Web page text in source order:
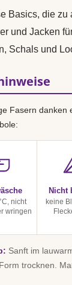
Basics, die zu
und Jacken
Schals und
Fasern danken
nicht
wringen
Nicht
keine
Sanft im
trocknen.